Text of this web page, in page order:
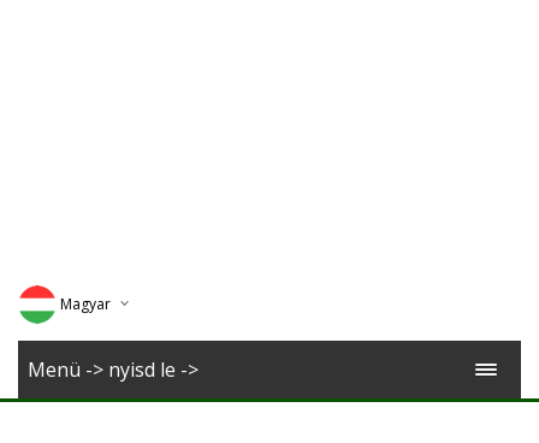
Magyar
Deutsch
Menü -> nyisd le ->